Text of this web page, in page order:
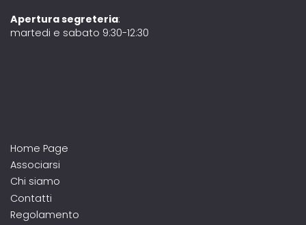
Apertura segreteria:
martedi e sabato 9:30-12:30
Home Page
Associarsi
Chi siamo
Contatti
Regolamento